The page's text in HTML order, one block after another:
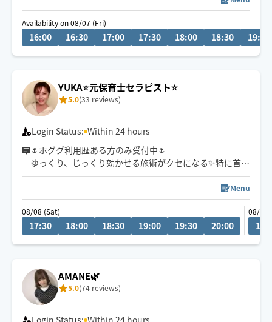
〜通常時の予約〜
事前の予約大歓迎🩵当日ご予約🆗✨
車🚗移動
数種類の精油を独自でブレンドした、4パターンのオイル
から選んで頂けます💐
Availability on 08/07 (Fri)
16:00 16:30 17:00 17:30 18:00 18:30 19:00
YUKA⭐️元保育士セラピスト⭐️
5.0(33 reviews)
Login Status: Within 24 hours
🌷ホググ利用歴ある方のみ受付中🌷
ゆっくり、じっくり効かせる施術がクセになる✨特に首の
施術は絶賛していただけます。優しい圧、しっかり圧、
保育士経験を活かした、癒し、安心感と、
優しい手、温かい手と驚かれる自慢の手で、頑張り続け
ている身体と心に寄り添い、癒します✨
⭐︎明るくてよく笑い話しやすい性格です
Menu
08/08 (Sat)
17:30 18:00 18:30 19:00 19:30 20:00
08/10
AMANE🌿
5.0(74 reviews)
Login Status: Within 24 hours